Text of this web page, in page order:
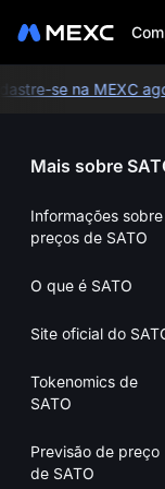
se na MEXC agora
Mais sobre
Informações sobre
preços de SATO
O que é SATO
Site oficial do
Tokenomics de
SATO
Previsão de preço
de SATO